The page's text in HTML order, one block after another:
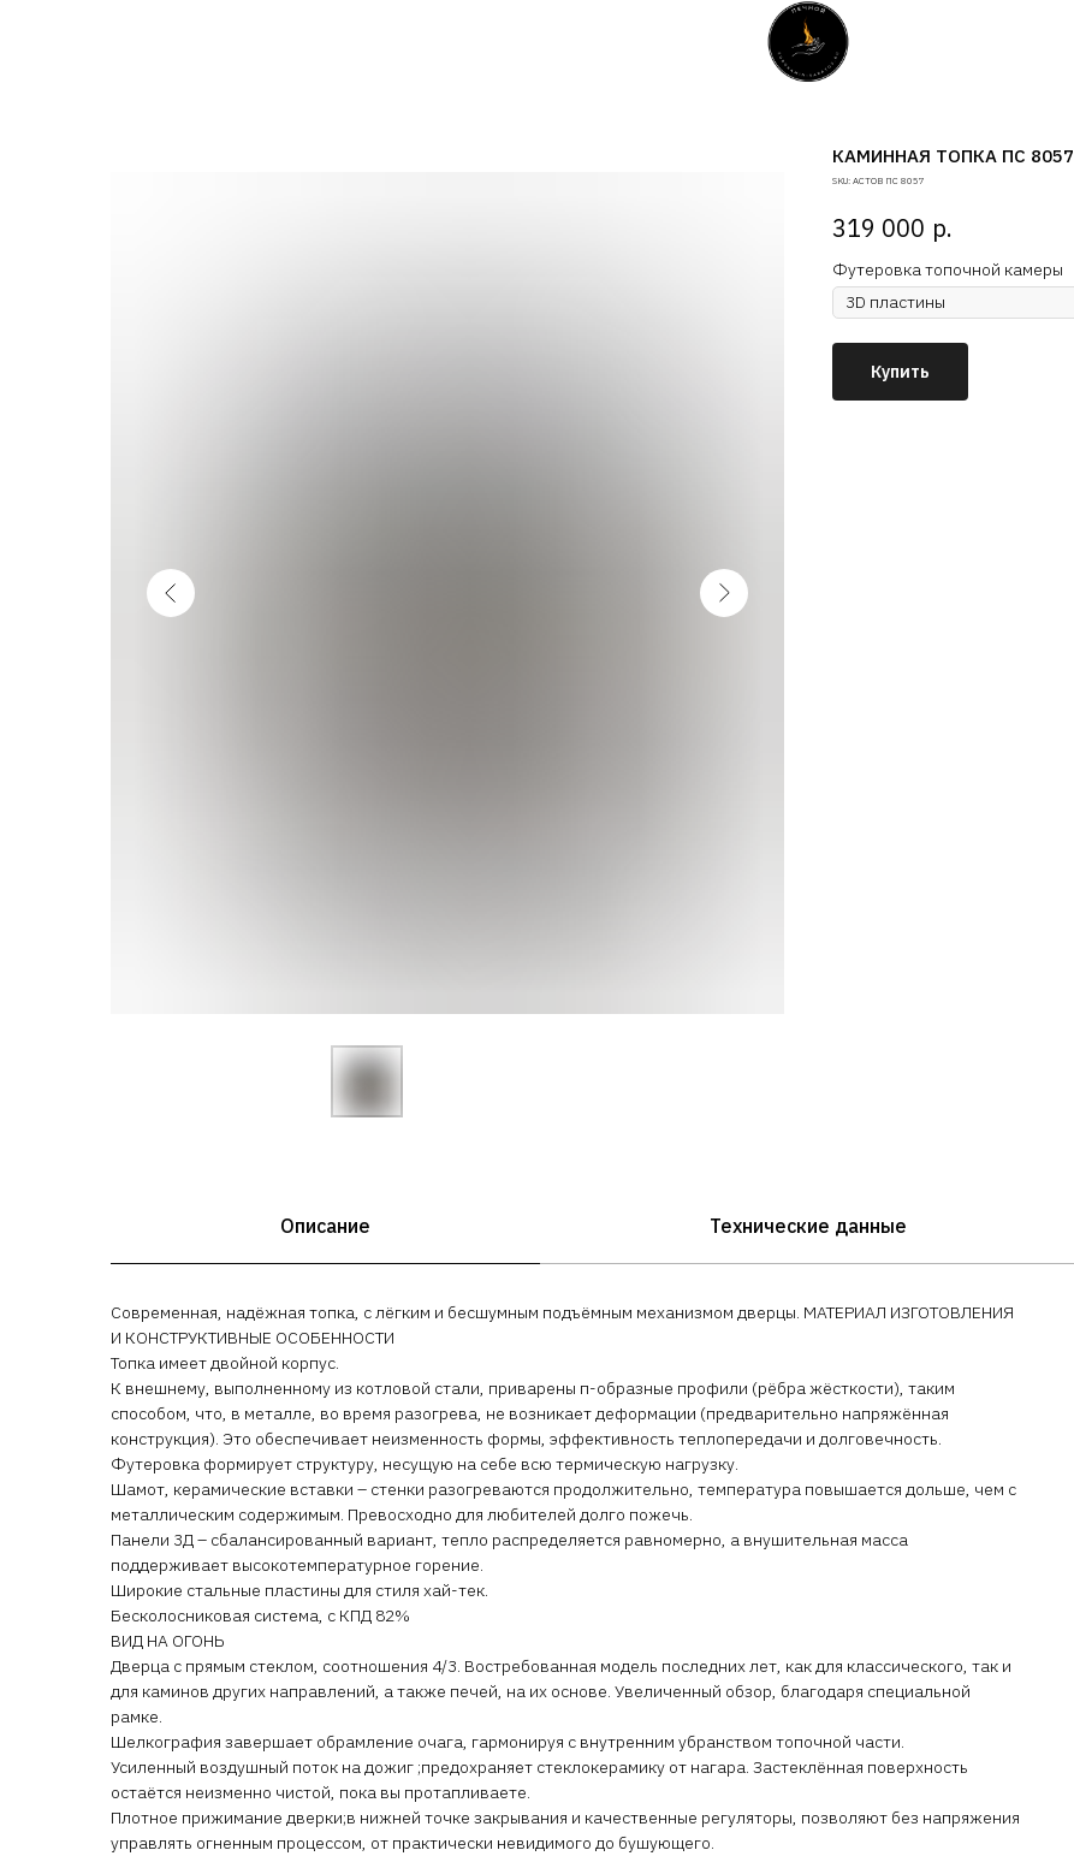
КАМИННАЯ ТОПКА ПС 8057
SKU: АСТОВ ПС 8057
319 000 р.
Футеровка топочной камеры
Купить
Описание Технические данные
Современная, надёжная топка, с лёгким и бесшумным подъёмным механизмом дверцы. МАТЕРИАЛ ИЗГОТОВЛЕНИЯ
И КОНСТРУКТИВНЫЕ ОСОБЕННОСТИ
Топка имеет двойной корпус.
К внешнему, выполненному из котловой стали, приварены п-образные профили (рёбра жёсткости), таким
способом, что, в металле, во время разогрева, не возникает деформации (предварительно напряжённая
конструкция). Это обеспечивает неизменность формы, эффективность теплопередачи и долговечность.
Футеровка формирует структуру, несущую на себе всю термическую нагрузку.
Шамот, керамические вставки – стенки разогреваются продолжительно, температура повышается дольше, чем с
металлическим содержимым. Превосходно для любителей долго пожечь.
Панели 3Д – сбалансированный вариант, тепло распределяется равномерно, а внушительная масса
поддерживает высокотемпературное горение.
Широкие стальные пластины для стиля хай-тек.
Бесколосниковая система, с КПД 82%
ВИД НА ОГОНЬ
Дверца с прямым стеклом, соотношения 4/3. Востребованная модель последних лет, как для классического, так и
для каминов других направлений, а также печей, на их основе. Увеличенный обзор, благодаря специальной
рамке.
Шелкография завершает обрамление очага, гармонируя с внутренним убранством топочной части.
Усиленный воздушный поток на дожиг ;предохраняет стеклокерамику от нагара. Застеклённая поверхность
остаётся неизменно чистой, пока вы протапливаете.
Плотное прижимание дверки;в нижней точке закрывания и качественные регуляторы, позволяют без напряжения
управлять огненным процессом, от практически невидимого до бушующего.